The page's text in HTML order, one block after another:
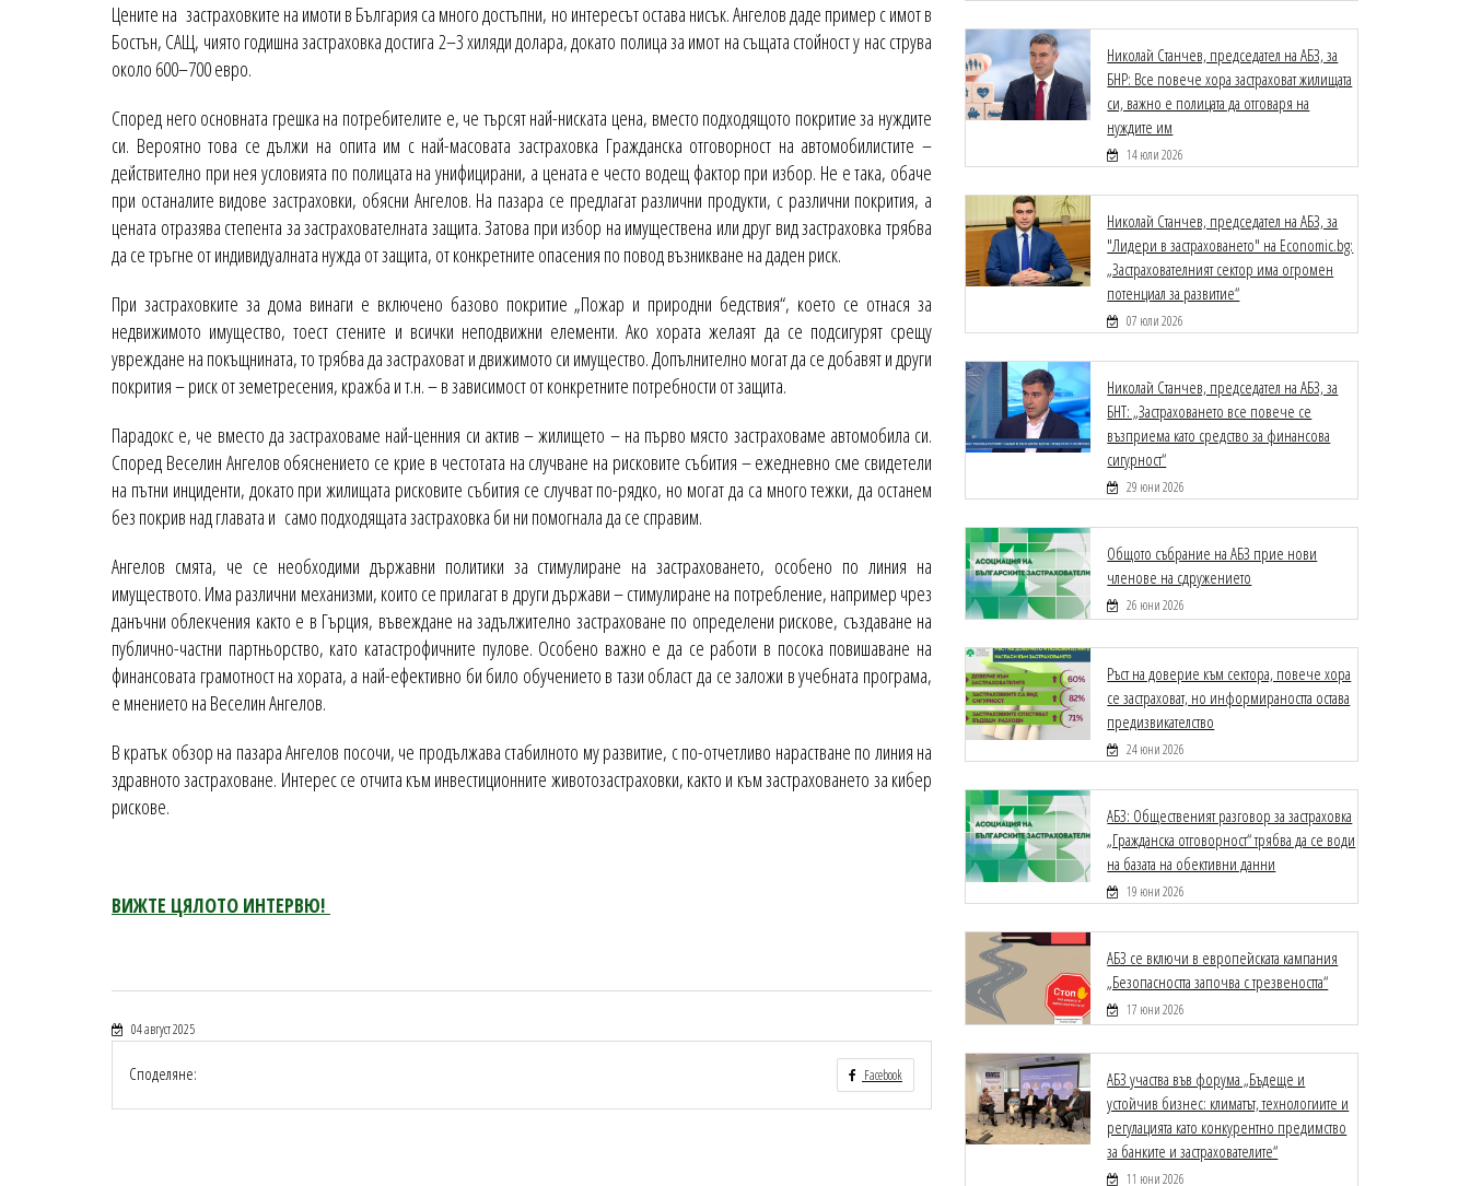
Цените на застраховките на имоти в България са много достъпни, но интересът остава нисък. Ангелов даде пример с имот в
Бостън, САЩ, чиято годишна застраховка достига 2–3 хиляди долара, докато полица за имот на същата стойност у нас струва
около 600–700 евро.
Според него основната грешка на потребителите е, че търсят най-ниската цена, вместо подходящото покритие за нуждите
си. Вероятно това се дължи на опита им с най-масовата застраховка Гражданска отговорност на автомобилистите –
действително при нея условията по полицата на унифицирани, а цената е често водещ фактор при избор. Не е така, обаче
при останалите видове застраховки, обясни Ангелов. На пазара се предлагат различни продукти, с различни покрития, а
цената отразява степента за застрахователната защита. Затова при избор на имуществена или друг вид застраховка трябва
да се тръгне от индивидуалната нужда от защита, от конкретните опасения по повод възникване на даден риск.
При застраховките за дома винаги е включено базово покритие „Пожар и природни бедствия“, което се отнася за
недвижимото имущество, тоест стените и всички неподвижни елементи. Ако хората желаят да се подсигурят срещу
увреждане на покъщнината, то трябва да застраховат и движимото си имущество. Допълнително могат да се добавят и други
покрития – риск от земетресения, кражба и т.н. – в зависимост от конкретните потребности от защита.
Парадокс е, че вместо да застраховаме най-ценния си актив – жилището – на първо място застраховаме автомобила си.
Според Веселин Ангелов обяснението се крие в честотата на случване на рисковите събития – ежедневно сме свидетели
на пътни инциденти, докато при жилищата рисковите събития се случват по-рядко, но могат да са много тежки, да останем
без покрив над главата и само подходящата застраховка би ни помогнала да се справим.
Ангелов смята, че се необходими държавни политики за стимулиране на застраховането, особено по линия на
имуществото. Има различни механизми, които се прилагат в други държави – стимулиране на потребление, например чрез
данъчни облекчения както е в Гърция, въвеждане на задължително застраховане по определени рискове, създаване на
публично-частни партньорство, като катастрофичните пулове. Особено важно е да се работи в посока повишаване на
финансовата грамотност на хората, а най-ефективно би било обучението в тази област да се заложи в учебната програма,
е мнението на Веселин Ангелов.
В кратък обзор на пазара Ангелов посочи, че продължава стабилното му развитие, с по-отчетливо нарастване по линия на
здравното застраховане. Интерес се отчита към инвестиционните животозастраховки, както и към застраховането за кибер
рискове.
ВИЖТЕ ЦЯЛОТО ИНТЕРВЮ!
04 август 2025
Споделяне: Facebook
Николай Станчев, председател на АБЗ, за
БНР: Все повече хора застраховат жилищата
си, важно е полицата да отговаря на
нуждите им
14 юли 2026
Николай Станчев, председател на АБЗ, за
"Лидери в застраховането" на Economic.bg:
„Застрахователният сектор има огромен
потенциал за развитие“
07 юли 2026
Николай Станчев, председател на АБЗ, за
БНТ: „Застраховането все повече се
възприема като средство за финансова
сигурност“
29 юни 2026
Общото събрание на АБЗ прие нови
членове на сдружението
26 юни 2026
Ръст на доверие към сектора, повече хора
се застраховат, но информираността остава
предизвикателство
24 юни 2026
АБЗ: Общественият разговор за застраховка
„Гражданска отговорност“ трябва да се води
на базата на обективни данни
19 юни 2026
АБЗ се включи в европейската кампания
„Безопасността започва с трезвеността“
17 юни 2026
АБЗ участва във форума „Бъдеще и
устойчив бизнес: климатът, технологиите и
регулацията като конкурентно предимство
за банките и застрахователите“
11 юни 2026